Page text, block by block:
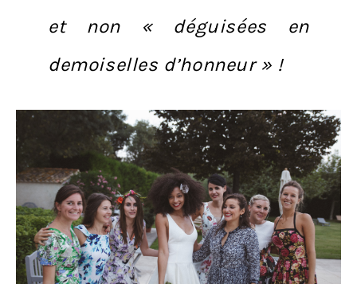
et non « déguisées en
demoiselles d’honneur » !